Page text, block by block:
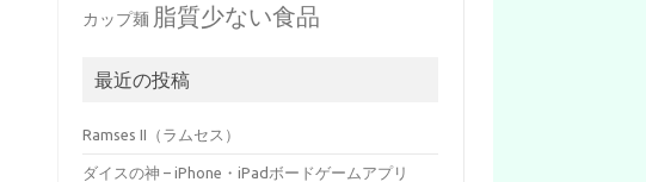
カップ麺 脂質少ない食品
最近の投稿
Ramses II（ラムセス）
ダイスの神 – iPhone・iPadボードゲームアプリ